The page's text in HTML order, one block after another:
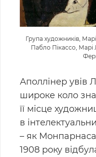
Група художників,
Пабло Пікассо, Марі
Аполлінер увів
широке коло
її місце
в
– як
1908 року